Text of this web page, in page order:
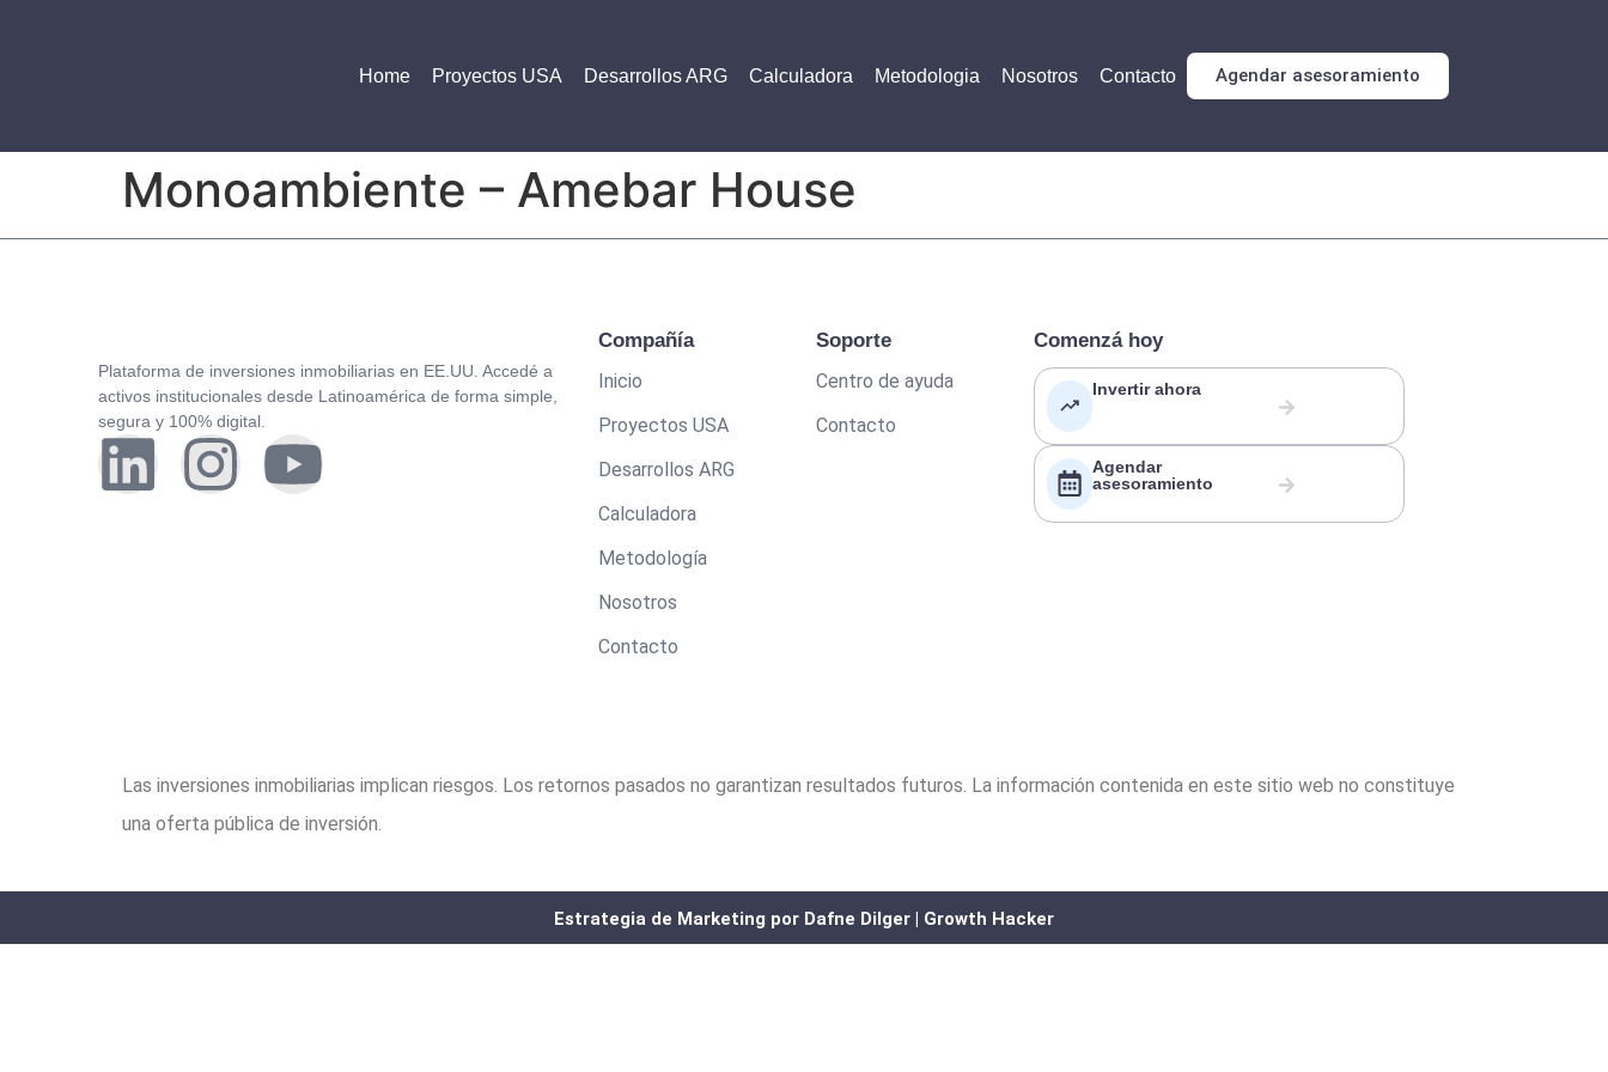
Home Proyectos USA Desarrollos ARG Calculadora Metodologia Nosotros Contacto Agendar asesoramiento
Monoambiente – Amebar House
Plataforma de inversiones inmobiliarias en EE.UU. Accedé a
activos institucionales desde Latinoamérica de forma simple,
segura y 100% digital.
Compañía
Inicio
Proyectos USA
Desarrollos ARG
Calculadora
Metodología
Nosotros
Contacto
Soporte
Centro de ayuda
Contacto
Comenzá hoy
Invertir ahora
Agendar
asesoramiento
Las inversiones inmobiliarias implican riesgos. Los retornos pasados no garantizan resultados futuros. La información contenida en este sitio web no constituye
una oferta pública de inversión.
Estrategia de Marketing por Dafne Dilger | Growth Hacker